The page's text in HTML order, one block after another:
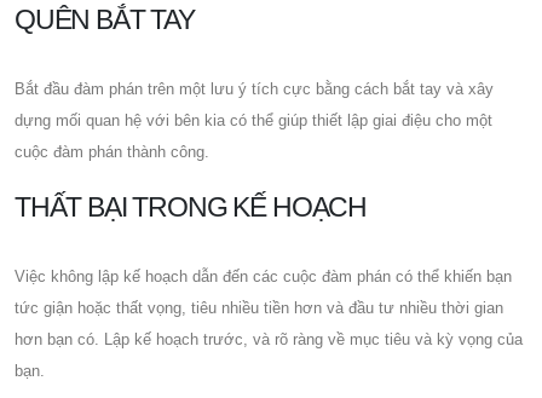
QUÊN BẮT TAY
Bắt đầu đàm phán trên một lưu ý tích cực bằng cách bắt tay và xây
dựng mối quan hệ với bên kia có thể giúp thiết lập giai điệu cho một
cuộc đàm phán thành công.
THẤT BẠI TRONG KẾ HOẠCH
Việc không lập kế hoạch dẫn đến các cuộc đàm phán có thể khiến bạn
tức giận hoặc thất vọng, tiêu nhiều tiền hơn và đầu tư nhiều thời gian
hơn bạn có. Lập kế hoạch trước, và rõ ràng về mục tiêu và kỳ vọng của
bạn.